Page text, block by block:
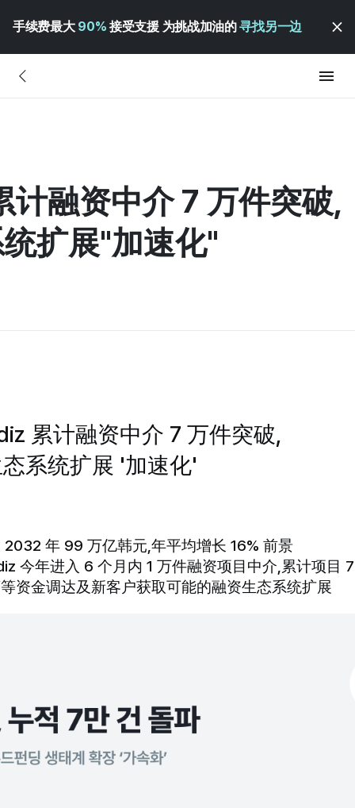
手续费最大 90% 接受支援 为挑战加油的寻找另一边
融资中介 7 万件突破,
扩展"加速化"
累计融资中介 7 万件突破,
系统扩展 '加速化'
年 99 万亿韩元,年平均增长 16% 前景
今年进入 6 个月内 1 万件融资项目中介,累计项目
资金调达及新客户获取可能的融资生态系统扩展